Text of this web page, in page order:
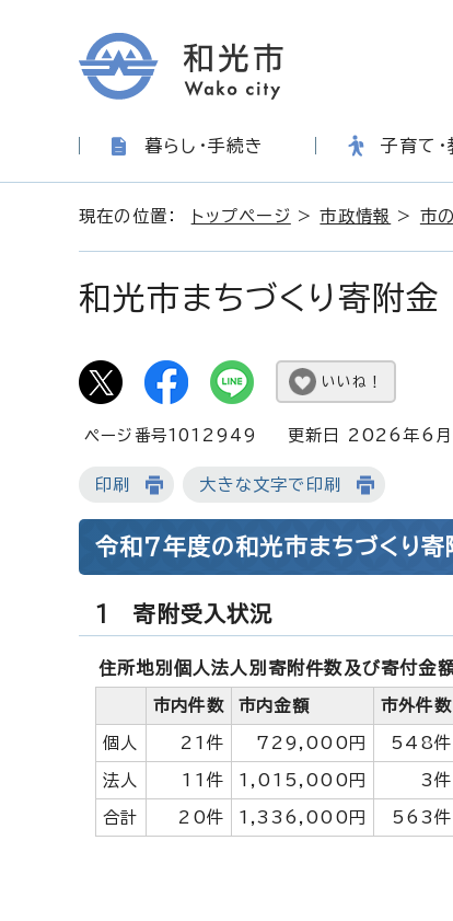
暮らし・手続き 子育て・
現在の位置： トップページ >市政情報 > 市
和光市まちづくり寄附
いいね！
ページ番号1012949 更新日 2026年6月
印刷 大きな文字で印刷
令和7年度の和光市まちづくり寄
1 寄附受入状況
住所地別個人法人別寄附件数及び寄付金
市内件数 市内金額 市外件数
個人 21件 729,000円 548件
法人 11件 1,015,000円 3件
合計 20件 1,336,000円 563件